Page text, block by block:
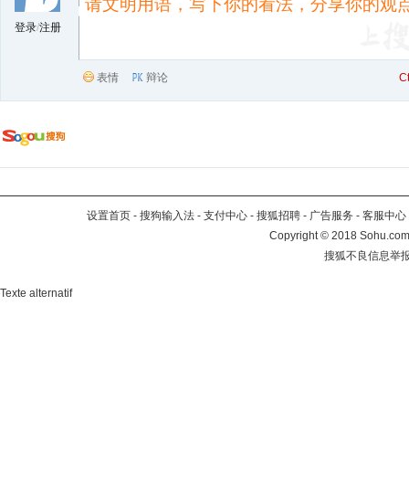
登录/注册
表情 辩论
设置首页 - 搜狗输入法 - 支付中心 - 搜狐招聘 - 广告服务 - 客服中心
Copyright©2018
搜狐不良信息举
Texte alternatif